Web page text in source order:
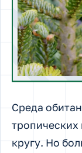
Среда
кругу. Но